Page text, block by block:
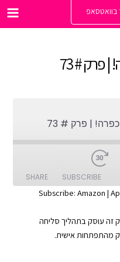
בוואטסאפ
פרק # 73
| פרק # 73
SUBSCRIBE
SHARE
Google Play
Subscribe: Amazon |
זה עוסק בתהליך סליחה
מהתפתחות אישית.